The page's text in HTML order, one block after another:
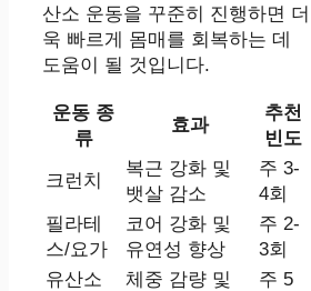
산소 운동을 꾸준히 진행하면 더
욱 빠르게 몸매를 회복하는 데
도움이 될 것입니다.
운동 종
류
효과
추천
빈도
크런치
복근 강화 및
뱃살 감소
주 3-
4회
필라테
스/요가
코어 강화 및
유연성 향상
주 2-
3회
유산소
체중 감량 및
주 5